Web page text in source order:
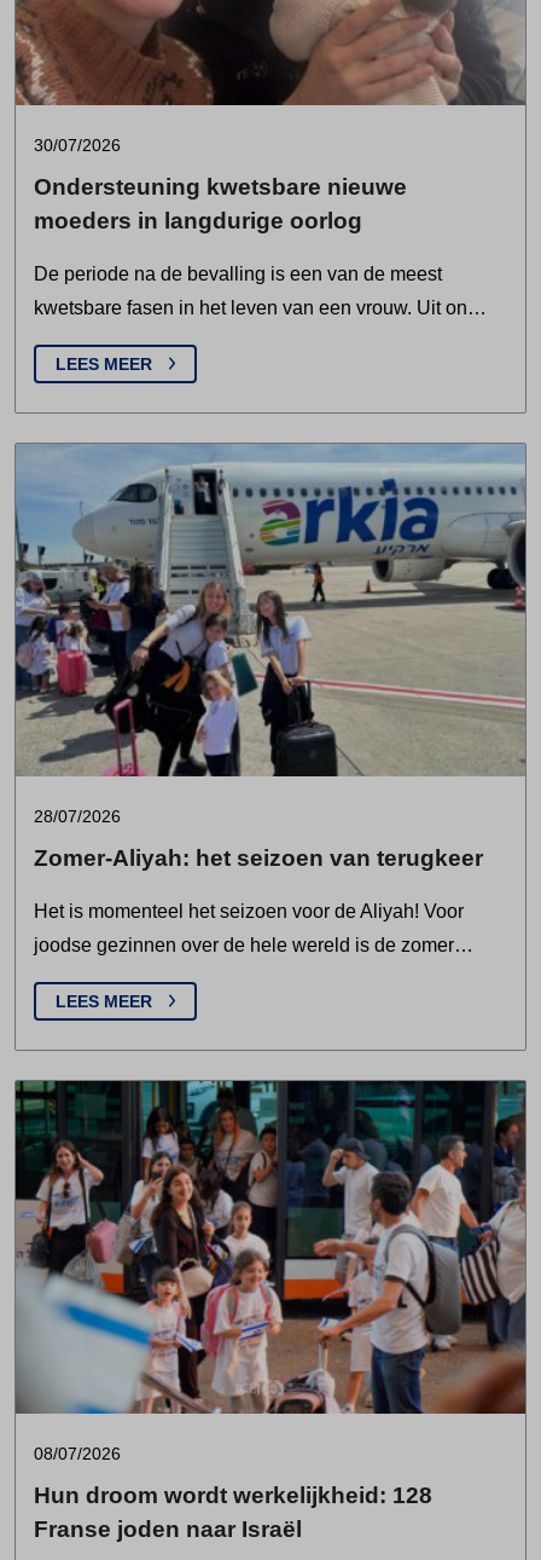
30/07/2026
Ondersteuning kwetsbare nieuwe
moeders in langdurige oorlog
De periode na de bevalling is een van de meest
kwetsbare fasen in het leven van een vrouw. Uit on…
LEES MEER
28/07/2026
Zomer-Aliyah: het seizoen van terugkeer
Het is momenteel het seizoen voor de Aliyah! Voor
joodse gezinnen over de hele wereld is de zomer…
LEES MEER
08/07/2026
Hun droom wordt werkelijkheid: 128
Franse joden naar Israël